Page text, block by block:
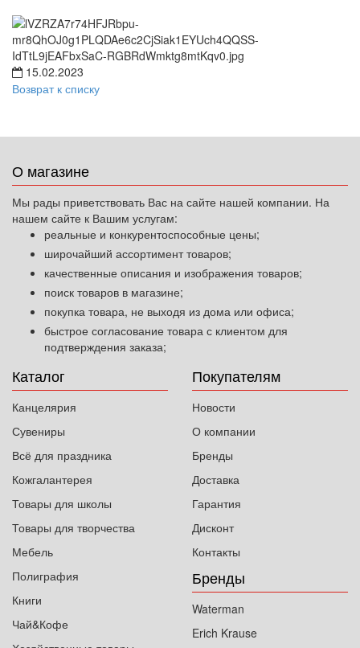
15.02.2023
Возврат к списку
О магазине
Мы рады приветствовать Вас на сайте нашей компании. На
нашем сайте к Вашим услугам:
реальные и конкурентоспособные цены;
широчайший ассортимент товаров;
качественные описания и изображения товаров;
поиск товаров в магазине;
покупка товара, не выходя из дома или офиса;
быстрое согласование товара с клиентом для
подтверждения заказа;
Каталог
Канцелярия
Сувениры
Всё для праздника
Кожгалантерея
Товары для школы
Товары для творчества
Мебель
Полиграфия
Книги
Чай&Кофе
Покупателям
Новости
О компании
Бренды
Доставка
Гарантия
Дисконт
Контакты
Бренды
Waterman
Erich Krause